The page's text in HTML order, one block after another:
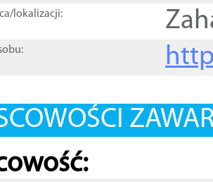
lokalizacji: